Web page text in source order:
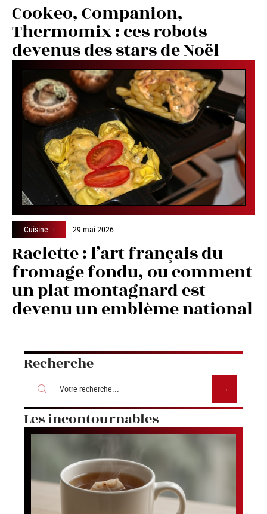
Cookeo, Companion,
Thermomix : ces robots
devenus des stars de Noël
Cuisine 29 mai 2026
Raclette : l’art français du
fromage fondu, ou comment
un plat montagnard est
devenu un emblème national
Recherche
Les incontournables